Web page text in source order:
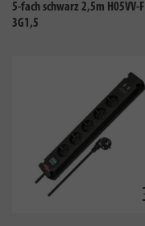
5-fach schwarz 2,5m H05VV-F
3G1,5